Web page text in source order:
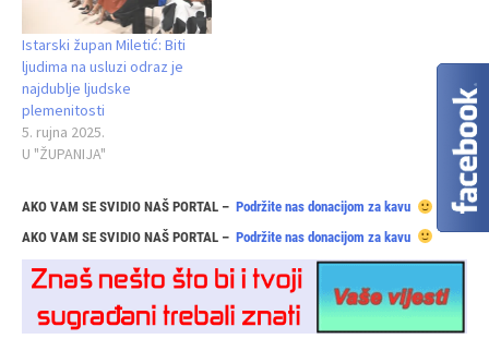
Istarski župan Miletić: Biti
ljudima na usluzi odraz je
najdublje ljudske
plemenitosti
5. rujna 2025.
U "ŽUPANIJA"
AKO VAM SE SVIDIO NAŠ PORTAL – Podržite nas donacijom za kavu
AKO VAM SE SVIDIO NAŠ PORTAL – Podržite nas donacijom za kavu